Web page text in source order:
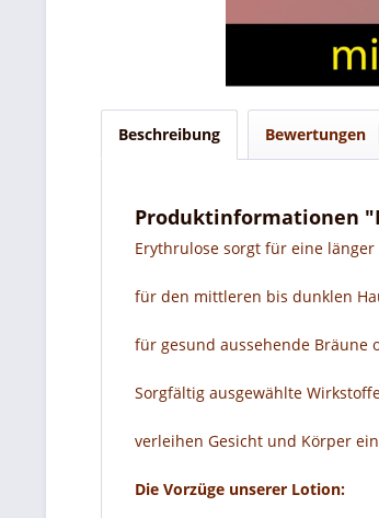
Beschreibung Bewertungen
Produktinformationen
Erythrulose sorgt für eine
für den mittleren bis dunklen
für gesund aussehende Bräune
Sorgfältig ausgewählte
verleihen Gesicht und Körper
Die Vorzüge unserer Lotion: